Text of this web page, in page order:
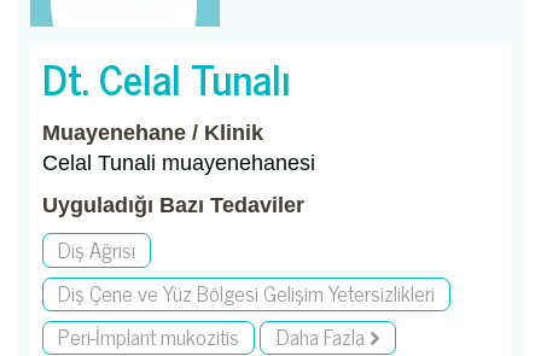
Dt. Celal Tunalı
Muayenehane / Klinik
Celal Tunali muayenehanesi
Uyguladığı Bazı Tedaviler
Diş Ağrısı
Diş Çene ve Yüz Bölgesi Gelişim Yetersizlikleri
Peri-İmplant mukozitis
Daha Fazla